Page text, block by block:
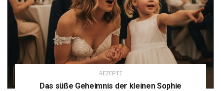
REZEPTE
Das süße Geheimnis der kleinen Sophie